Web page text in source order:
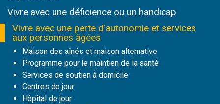
Vivre avec une déficience ou un handicap
Vivre avec une perte d’autonomie et services
aux personnes âgées
Maison des aînés et maison alternative
Programme pour le maintien de la santé
Services de soutien à domicile
Centres de jour
Hôpital de jour